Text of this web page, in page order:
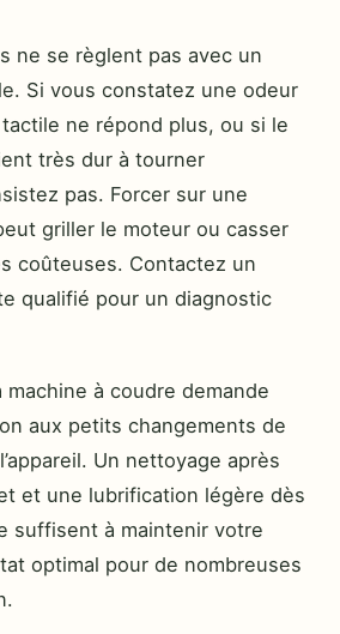
ne se règlent pas avec un
Si vous constatez une odeur
tactile ne répond plus, ou si le
très dur à tourner
pas. Forcer sur une
griller le moteur ou casser
coûteuses. Contactez un
qualifié pour un diagnostic
machine à coudre demande
aux petits changements de
Un nettoyage après
et une lubrification légère dès
suffisent à maintenir votre
optimal pour de nombreuses